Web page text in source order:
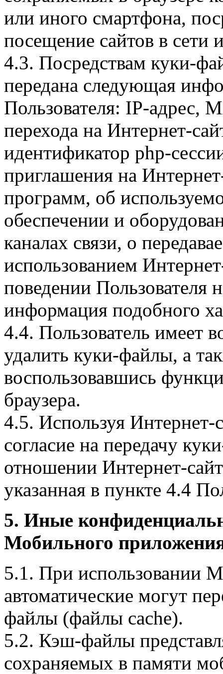
или иного смартфона,
посещение сайтов в сети
4.3. Посредствам куки-
передана следующая
Пользователя: IP-адрес,
перехода на Интернет-
идентификатор php-
приглашения на
программ, об
обеспечении и
каналах связи, о
использованием
поведении Пользователя
информация подобного
4.4. Пользователь имеет
удалить куки-файлы, а
воспользовавшись
браузера.
4.5. Используя Интернет-
согласие на передачу
отношении Интернет-
указанная в пункте 4.4
5. Иные
Мобильного
5.1. При использовании
автоматические могут
файлы (файлы cache).
5.2. Кэш-файлы
сохраняемых в памяти